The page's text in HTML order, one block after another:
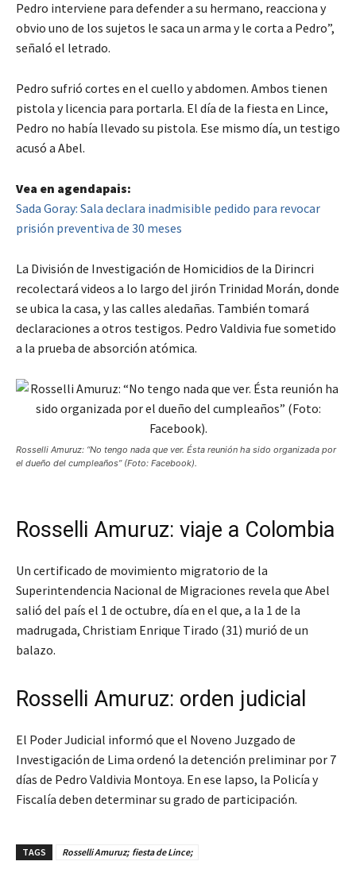
Pedro interviene para defender a su hermano, reacciona y
obvio uno de los sujetos le saca un arma y le corta a Pedro”,
señaló el letrado.
Pedro sufrió cortes en el cuello y abdomen. Ambos tienen
pistola y licencia para portarla. El día de la fiesta en Lince,
Pedro no había llevado su pistola. Ese mismo día, un testigo
acusó a Abel.
Vea en agendapais:
Sada Goray: Sala declara inadmisible pedido para revocar
prisión preventiva de 30 meses
La División de Investigación de Homicidios de la Dirincri
recolectará videos a lo largo del jirón Trinidad Morán, donde
se ubica la casa, y las calles aledañas. También tomará
declaraciones a otros testigos. Pedro Valdivia fue sometido
a la prueba de absorción atómica.
Rosselli Amuruz: “No tengo nada que ver. Ésta reunión ha sido organizada por
el dueño del cumpleaños” (Foto: Facebook).
Rosselli Amuruz: viaje a Colombia
Un certificado de movimiento migratorio de la
Superintendencia Nacional de Migraciones revela que Abel
salió del país el 1 de octubre, día en el que, a la 1 de la
madrugada, Christiam Enrique Tirado (31) murió de un
balazo.
Rosselli Amuruz: orden judicial
El Poder Judicial informó que el Noveno Juzgado de
Investigación de Lima ordenó la detención preliminar por 7
días de Pedro Valdivia Montoya. En ese lapso, la Policía y
Fiscalía deben determinar su grado de participación.
TAGS Rosselli Amuruz; fiesta de Lince;